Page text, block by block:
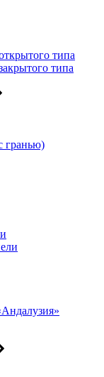
типа
типа
гранью)